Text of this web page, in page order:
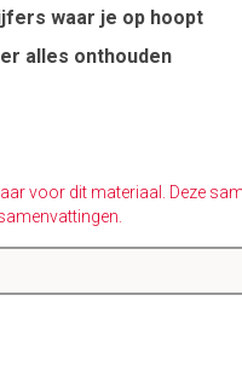
waar je op hoopt
alles onthouden
voor dit materiaal. Deze